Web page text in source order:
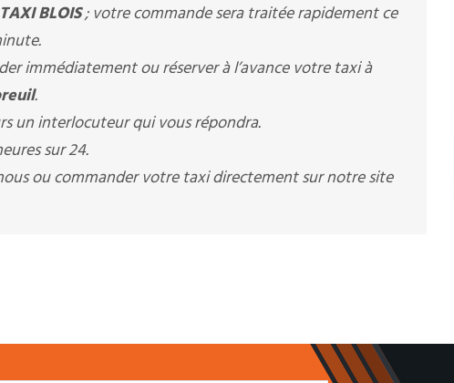
BLOIS; votre commande sera traitée rapidement ce
immédiatement ou réserver à l’avance votre taxi à
.
un interlocuteur qui vous répondra.
sur 24.
ou commander votre taxi directement sur notre site